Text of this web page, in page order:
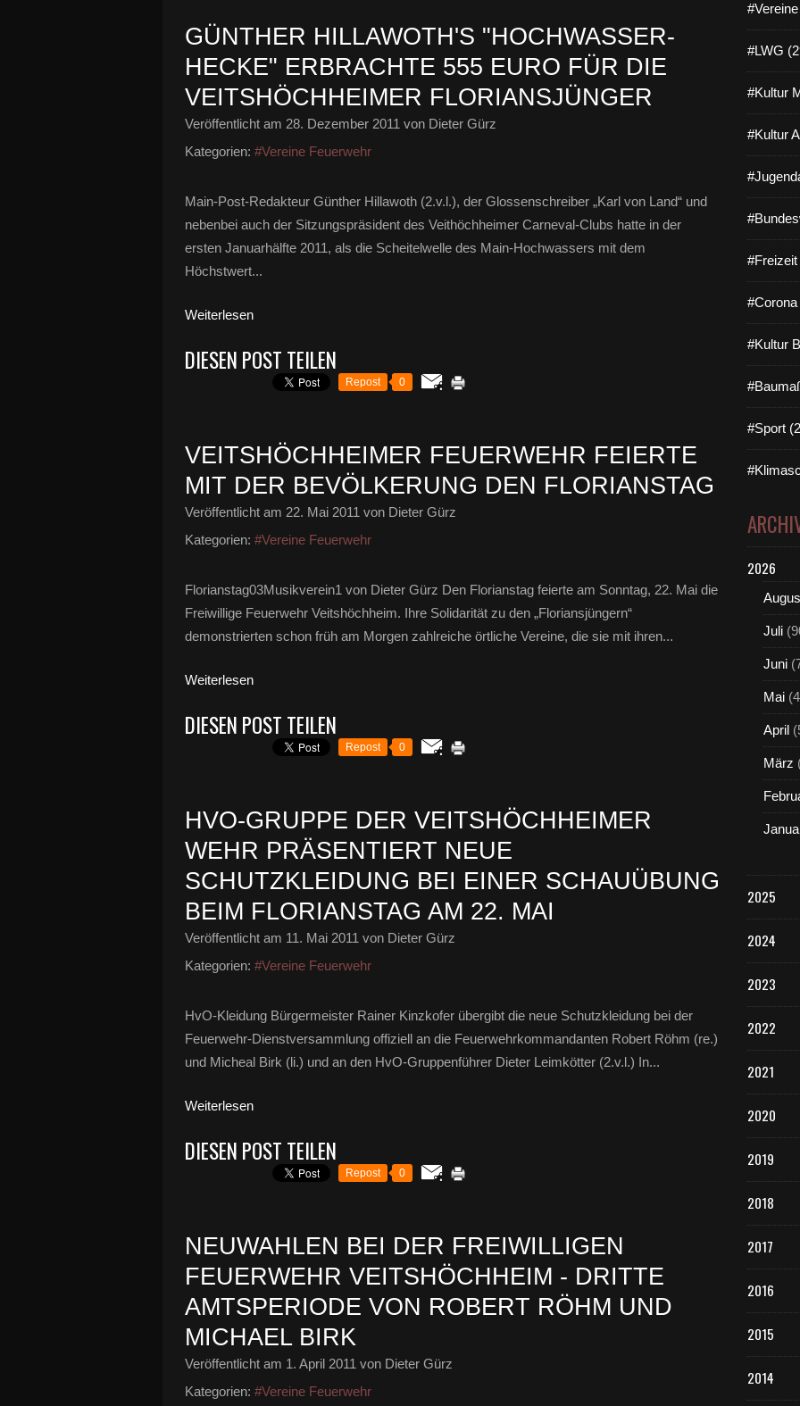
GÜNTHER HILLAWOTH'S "HOCHWASSER-
HECKE" ERBRACHTE 555 EURO FÜR DIE
VEITSHÖCHHEIMER FLORIANSJÜNGER
Veröffentlicht am 28. Dezember 2011 von Dieter Gürz
Kategorien: #Vereine Feuerwehr
Main-Post-Redakteur Günther Hillawoth (2.v.l.), der Glossenschreiber „Karl von Land“ und
nebenbei auch der Sitzungspräsident des Veithöchheimer Carneval-Clubs hatte in der
ersten Januarhälfte 2011, als die Scheitelwelle des Main-Hochwassers mit dem
Höchstwert...
Weiterlesen
DIESEN POST TEILEN
Repost 0
VEITSHÖCHHEIMER FEUERWEHR FEIERTE
MIT DER BEVÖLKERUNG DEN FLORIANSTAG
Veröffentlicht am 22. Mai 2011 von Dieter Gürz
Kategorien: #Vereine Feuerwehr
Florianstag03Musikverein1 von Dieter Gürz Den Florianstag feierte am Sonntag, 22. Mai die
Freiwillige Feuerwehr Veitshöchheim. Ihre Solidarität zu den „Floriansjüngern“
demonstrierten schon früh am Morgen zahlreiche örtliche Vereine, die sie mit ihren...
Weiterlesen
DIESEN POST TEILEN
Repost 0
HVO-GRUPPE DER VEITSHÖCHHEIMER
WEHR PRÄSENTIERT NEUE
SCHUTZKLEIDUNG BEI EINER SCHAUÜBUNG
BEIM FLORIANSTAG AM 22. MAI
Veröffentlicht am 11. Mai 2011 von Dieter Gürz
Kategorien: #Vereine Feuerwehr
HvO-Kleidung Bürgermeister Rainer Kinzkofer übergibt die neue Schutzkleidung bei der
Feuerwehr-Dienstversammlung offiziell an die Feuerwehrkommandanten Robert Röhm (re.)
und Micheal Birk (li.) und an den HvO-Gruppenführer Dieter Leimkötter (2.v.l.) In...
Weiterlesen
DIESEN POST TEILEN
Repost 0
NEUWAHLEN BEI DER FREIWILLIGEN
FEUERWEHR VEITSHÖCHHEIM - DRITTE
AMTSPERIODE VON ROBERT RÖHM UND
MICHAEL BIRK
Veröffentlicht am 1. April 2011 von Dieter Gürz
Kategorien: #Vereine Feuerwehr
#LWG
#Kultur
#Kultur
#Kultur
#Sport
2026
Juli
Juni
Mai
April
März
2025
2024
2023
2022
2021
2020
2019
2018
2017
2016
2015
2014